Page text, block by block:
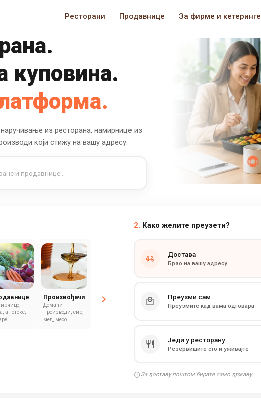
Ресторани Продавнице За фирме и кетеринге
куповина.
из ресторана, намирнице из
који стижу на вашу адресу.
апотеке,
Произвођачи
Домаћи
производи, сир,
мед, месо...
2. Како желите преузети?
Достава
Брзо на вашу адресу
Преузми сам
Преузмите кад вама одговара
Једи у ресторану
Резервишите сто и уживајте
За доставу поштом бирате само државу.